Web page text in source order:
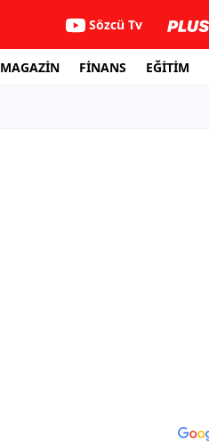
Sözcü Tv
MAGAZİN FİNANS EĞİTİM